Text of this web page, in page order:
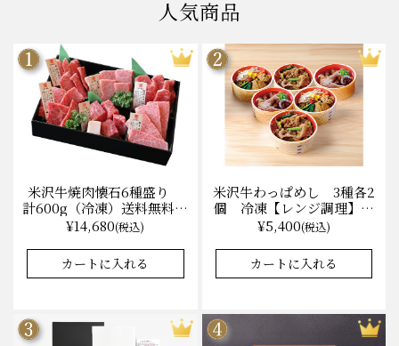
人気商品
米沢牛焼肉懐石6種盛り
計600g（冷凍）送料無料
化粧箱入
¥14,680(税込)
カートに入れる
米沢牛わっぱめし 3種各2
個 冷凍【レンジ調理】化
粧箱入
¥5,400(税込)
カートに入れる